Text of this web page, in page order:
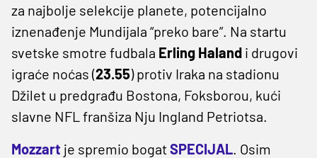
za najbolje selekcije planete, potencijalno
iznenađenje Mundijala “preko bare”. Na startu
svetske smotre fudbala Erling Haland i drugovi
igraće noćas (23.55) protiv Iraka na stadionu
Džilet u predgrađu Bostona, Foksborou, kući
slavne NFL franšiza Nju Ingland Petriotsa.
Mozzart je spremio bogatSPECIJAL. Osim